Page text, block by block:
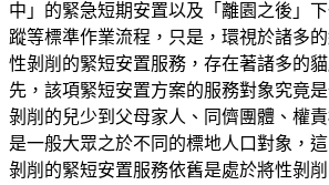
中」的緊急短期安置以及「離園之後」
蹤等標準作業流程，只是，環視於諸多
性剝削的緊短安置服務，存在著諸多的
先，該項緊短安置方案的服務對象究竟
剝削的兒少到父母家人、同儕團體、權
是一般大眾之於不同的標地人口對象，
剝削的緊短安置服務依舊是處於將性剝